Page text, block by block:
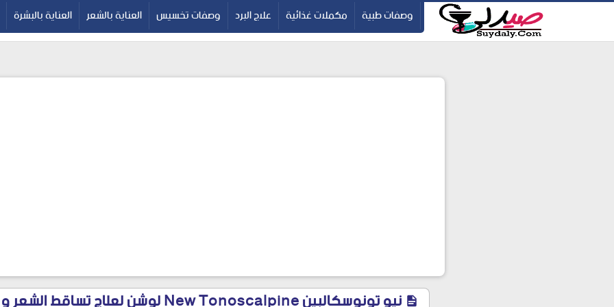
-->
google-site-verification=pbBDctPvwZJkSEHg2-vmZ_yu86_9u3jQJgGN9H2FF9w
وصفات طبية مكملات غذائية علاج البرد وصفات تخسيس العناية بالشعر العناية بالبشرة